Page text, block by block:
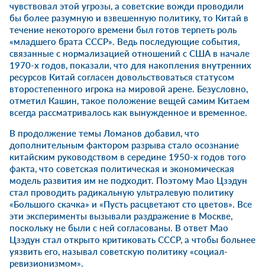
чувствовал этой угрозы, а советские вожди проводили
бы более разумную и взвешенную политику, то Китай в
течение некоторого времени был готов терпеть роль
«младшего брата СССР». Ведь последующие события,
связанные с нормализацией отношений с США в начале
1970-х годов, показали, что для накопления внутренних
ресурсов Китай согласен довольствоваться статусом
второстепенного игрока на мировой арене. Безусловно,
отметил Кашин, такое положение вещей самим Китаем
всегда рассматривалось как вынужденное и временное.
В продолжение темы Ломанов добавил, что
дополнительным фактором разрыва стало осознание
китайским руководством в середине 1950-х годов того
факта, что советская политическая и экономическая
модель развития им не подходит. Поэтому Мао Цзэдун
стал проводить радикальную ультралевую политику
«Большого скачка» и «Пусть расцветают сто цветов». Все
эти эксперименты вызывали раздражение в Москве,
поскольку не были с ней согласованы. В ответ Мао
Цзэдун стал открыто критиковать СССР, а чтобы больнее
уязвить его, называл советскую политику «социал-
ревизионизмом».